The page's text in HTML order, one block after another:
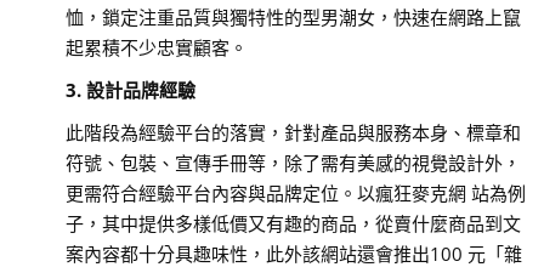
恤，鎖定注重品質與獨特性的型男潮女，快速在網路上竄
起累積不少忠實顧客。
3. 設計品牌經驗
此階段為經驗平台的落實，針對產品與服務本身、標章和
符號、包裝、宣傳手冊等，除了需有美感的視覺設計外，
更需符合經驗平台內容與品牌定位。以瘋狂麥克網 站為例
子，其中提供多樣低價又有趣的商品，從賣什麼商品到文
案內容都十分具趣味性，此外該網站還會推出100 元「雜